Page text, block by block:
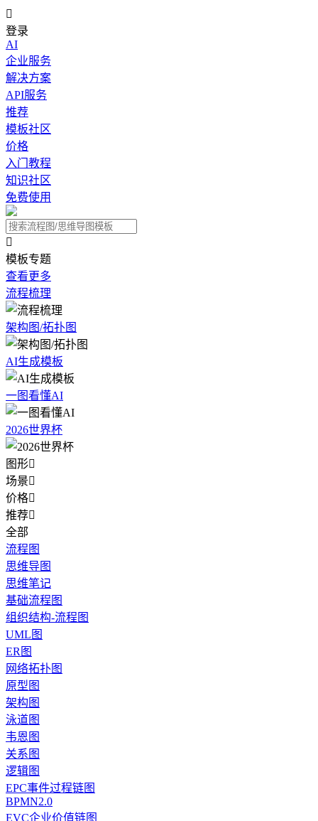

登录
AI
企业服务
解决方案
API服务
推荐
模板社区
价格
入门教程
知识社区
免费使用

模板专题
查看更多
流程梳理
架构图/拓扑图
AI生成模板
一图看懂AI
2026世界杯
图形
场景
价格
推荐
全部
流程图
思维导图
思维笔记
基础流程图
组织结构-流程图
UML图
ER图
网络拓扑图
原型图
架构图
泳道图
韦恩图
关系图
逻辑图
EPC事件过程链图
BPMN2.0
EVC企业价值链图